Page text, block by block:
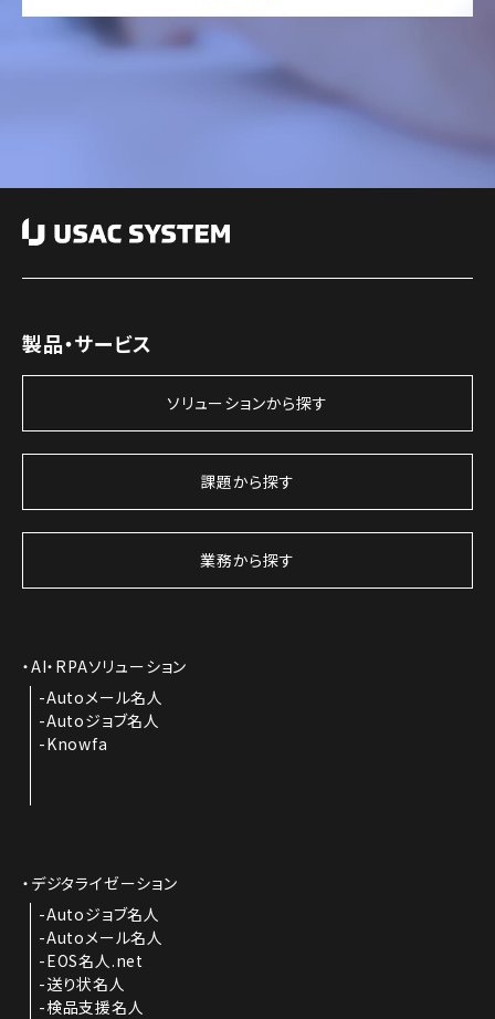
製品・サービス
ソリューションから探す
課題から探す
業務から探す
AI・RPAソリューション
Autoメール名人
Autoジョブ名人
Knowfa
デジタライゼーション
Autoジョブ名人
Autoメール名人
EOS名人.net
送り状名人
検品支援名人